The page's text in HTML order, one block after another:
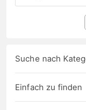
Suche nach
Einfach zu finden